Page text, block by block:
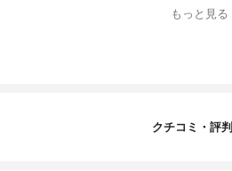
もっと見る
クチコミ・評